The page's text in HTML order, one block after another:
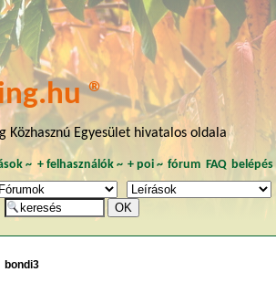
®
Közhasznú Egyesület hivatalos oldala
~ + felhasználók~ + poi~ fórum FAQ belépés
bondi3